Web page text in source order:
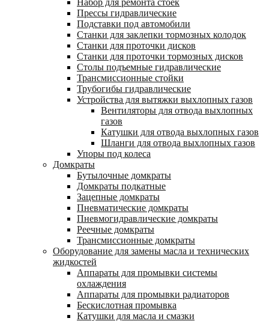
Набор для ремонта стоек
Прессы гидравлические
Подставки под автомобили
Станки для заклепки тормозных колодок
Станки для проточки дисков
Станки для проточки тормозных дисков
Столы подъемные гидравлические
Трансмиссионные стойки
Трубогибы гидравлические
Устройства для вытяжки выхлопных газов
Вентиляторы для отвода выхлопных
газов
Катушки для отвода выхлопных газов
Шланги для отвода выхлопных газов
Упоры под колеса
Домкраты
Бутылочные домкраты
Домкраты подкатные
Зацепные домкраты
Пневматические домкраты
Пневмогидравлические домкраты
Реечные домкраты
Трансмиссионные домкраты
Оборудование для замены масла и технических
жидкостей
Аппараты для промывки системы
охлаждения
Аппараты для промывки радиаторов
Бескислотная промывка
Катушки для масла и смазки